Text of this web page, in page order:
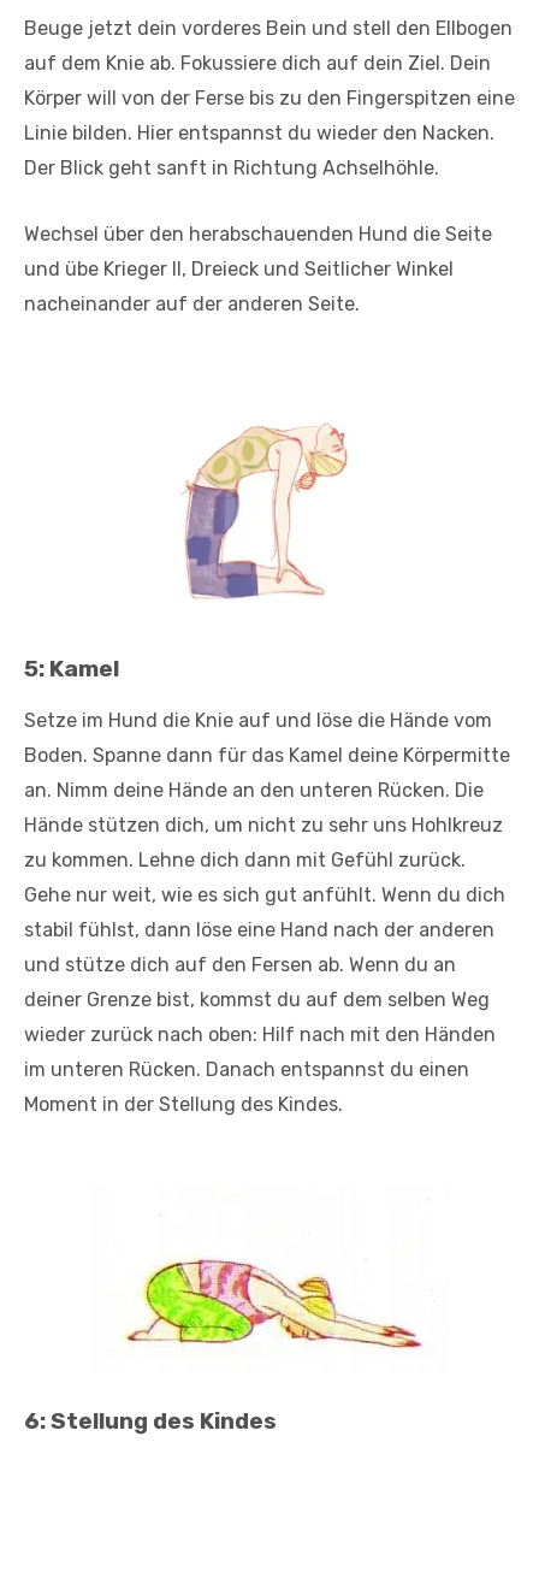
Beuge jetzt dein vorderes Bein und stell den Ellbogen
auf dem Knie ab. Fokussiere dich auf dein Ziel. Dein
Körper will von der Ferse bis zu den Fingerspitzen eine
Linie bilden. Hier entspannst du wieder den Nacken.
Der Blick geht sanft in Richtung Achselhöhle.
Wechsel über den herabschauenden Hund die Seite
und übe Krieger II, Dreieck und Seitlicher Winkel
nacheinander auf der anderen Seite.
5: Kamel
Setze im Hund die Knie auf und löse die Hände vom
Boden. Spanne dann für das Kamel deine Körpermitte
an. Nimm deine Hände an den unteren Rücken. Die
Hände stützen dich, um nicht zu sehr uns Hohlkreuz
zu kommen. Lehne dich dann mit Gefühl zurück.
Gehe nur weit, wie es sich gut anfühlt. Wenn du dich
stabil fühlst, dann löse eine Hand nach der anderen
und stütze dich auf den Fersen ab. Wenn du an
deiner Grenze bist, kommst du auf dem selben Weg
wieder zurück nach oben: Hilf nach mit den Händen
im unteren Rücken. Danach entspannst du einen
Moment in der Stellung des Kindes.
6: Stellung des Kindes